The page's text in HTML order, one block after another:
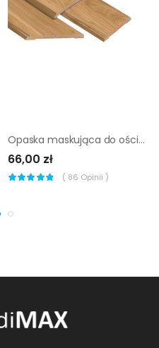
Opaska maskująca do ościeżnicy stałej Dąb Burgund Artens
66,00 zł
( 86 Opinii )